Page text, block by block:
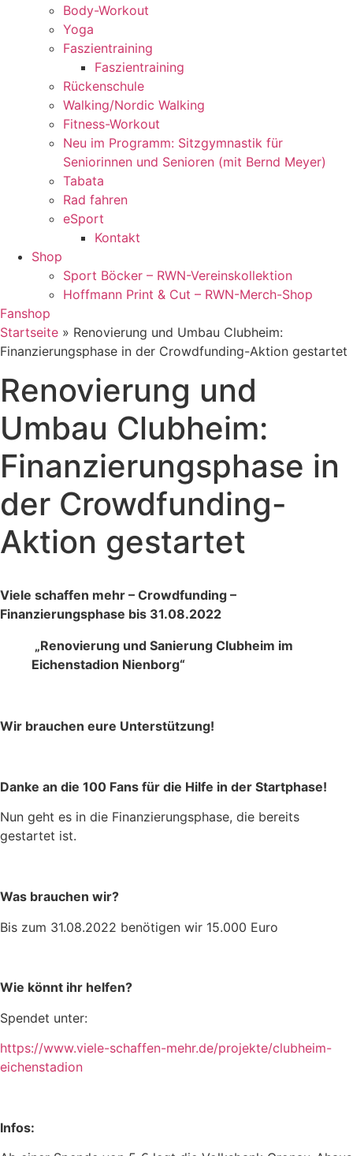
Body-Workout
Yoga
Faszientraining
Faszientraining
Rückenschule
Walking/Nordic Walking
Fitness-Workout
Neu im Programm: Sitzgymnastik für
Seniorinnen und Senioren (mit Bernd Meyer)
Tabata
Rad fahren
eSport
Kontakt
Shop
Sport Böcker – RWN-Vereinskollektion
Hoffmann Print & Cut – RWN-Merch-Shop
Fanshop
Startseite » Renovierung und Umbau Clubheim:
Finanzierungsphase in der Crowdfunding-Aktion gestartet
Renovierung und
Umbau Clubheim:
Finanzierungsphase in
der Crowdfunding-
Aktion gestartet
Viele schaffen mehr – Crowdfunding –
Finanzierungsphase bis 31.08.2022
„Renovierung und Sanierung Clubheim im
Eichenstadion Nienborg“
Wir brauchen eure Unterstützung!
Danke an die 100 Fans für die Hilfe in der Startphase!
Nun geht es in die Finanzierungsphase, die bereits
gestartet ist.
Was brauchen wir?
Bis zum 31.08.2022 benötigen wir 15.000 Euro
Wie könnt ihr helfen?
Spendet unter:
https://www.viele-schaffen-mehr.de/projekte/clubheim-
eichenstadion
Infos: